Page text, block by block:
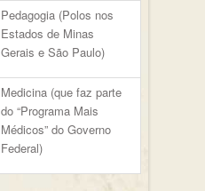
Pedagogia (Polos nos
Estados de Minas
Gerais e São Paulo)
Medicina (que faz parte
do “Programa Mais
Médicos” do Governo
Federal)